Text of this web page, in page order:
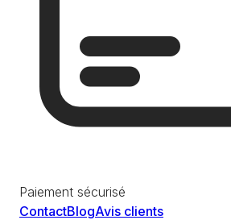
Paiement sécurisé
ContactBlogAvis clients